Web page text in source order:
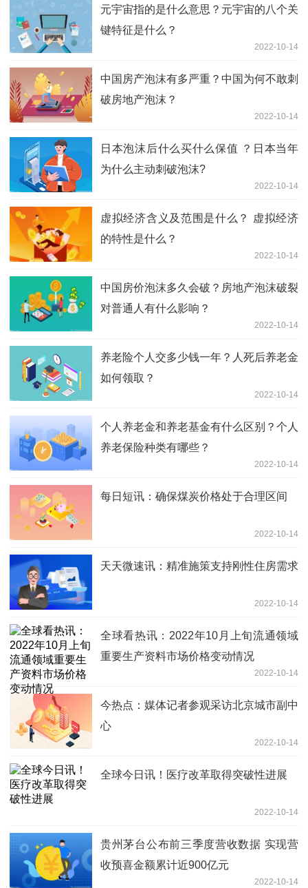
元宇宙指的是什么意思？元宇宙的八个关
键特征是什么？
2022-10-14
中国房产泡沫有多严重？中国为何不敢刺
破房地产泡沫？
2022-10-14
日本泡沫后什么买什么保值 ？日本当年
为什么主动刺破泡沫?
2022-10-14
虚拟经济含义及范围是什么？ 虚拟经济
的特性是什么？
2022-10-14
中国房价泡沫多久会破？房地产泡沫破裂
对普通人有什么影响？
2022-10-14
养老险个人交多少钱一年？人死后养老金
如何领取？
2022-10-14
个人养老金和养老基金有什么区别？个人
养老保险种类有哪些？
2022-10-14
每日短讯：确保煤炭价格处于合理区间
2022-10-14
天天微速讯：精准施策支持刚性住房需求
2022-10-14
全球看热讯：2022年10月上旬流通领域
重要生产资料市场价格变动情况
2022-10-14
今热点：媒体记者参观采访北京城市副中
心
2022-10-14
全球今日讯！医疗改革取得突破性进展
2022-10-14
贵州茅台公布前三季度营收数据 实现营
收预喜金额累计近900亿元
2022-10-14